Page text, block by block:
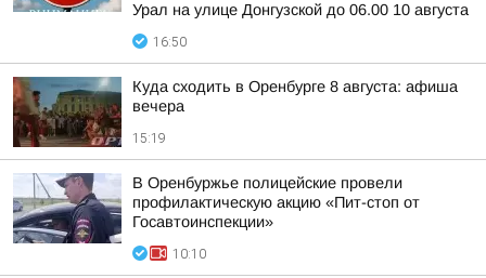
Урал на улице Донгузской до 06.00 10 августа
16:50
Куда сходить в Оренбурге 8 августа: афиша
вечера
15:19
В Оренбуржье полицейские провели
профилактическую акцию «Пит-стоп от
Госавтоинспекции»
10:10